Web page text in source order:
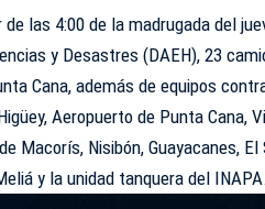
las 4:00 de la madrugada del
y Desastres (DAEH), 23
Cana, además de equipos
Aeropuerto de Punta Cana,
Macorís, Nisibón, Guayacanes,
y la unidad tanquera del INAPA.